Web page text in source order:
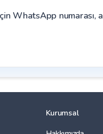
WhatsApp
Kurumsal